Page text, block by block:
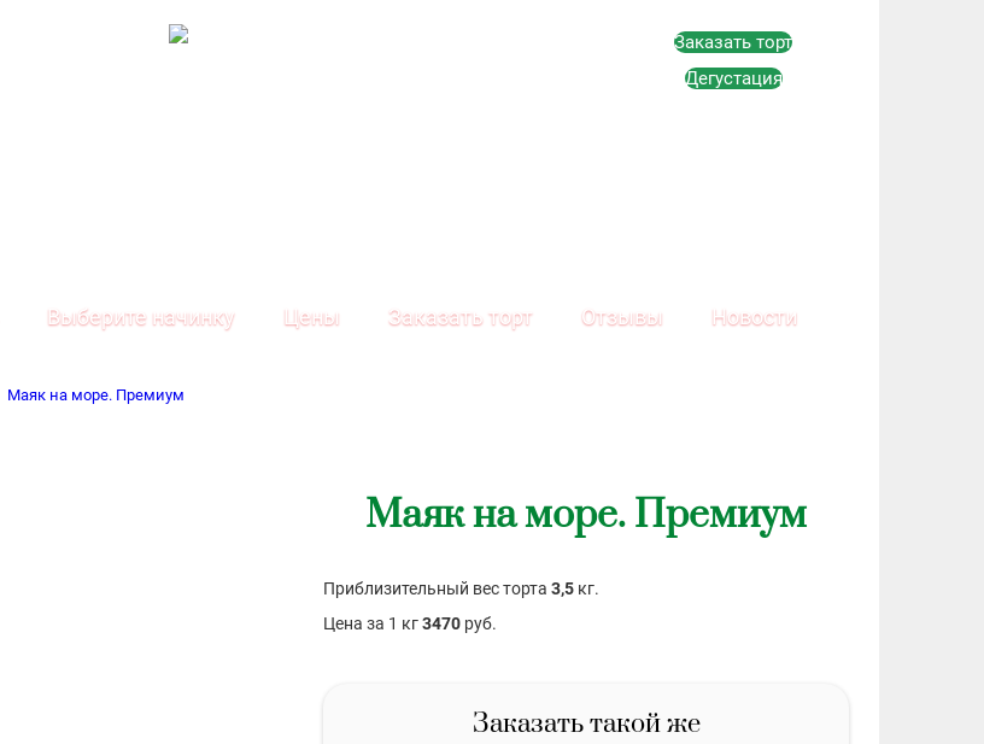
Заказать торт
Дегустация
Выберите начинку Цены Заказать торт Отзывы Новости
Маяк на море. Премиум
Маяк на море. Премиум
Приблизительный вес торта 3,5 кг.
Цена за 1 кг3470 руб.
Заказать такой же